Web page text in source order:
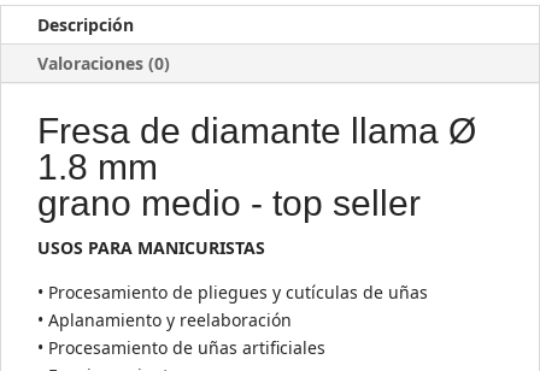
(copia)
cantidad
Descripción
Valoraciones (0)
Fresa de diamante llama Ø
1.8 mm
grano medio - top seller
USOS PARA MANICURISTAS
• Procesamiento de pliegues y cutículas de uñas
• Aplanamiento y reelaboración
• Procesamiento de uñas artificiales